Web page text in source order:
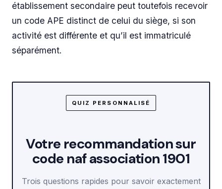
établissement secondaire peut toutefois recevoir
un code APE distinct de celui du siège, si son
activité est différente et qu’il est immatriculé
séparément.
QUIZ PERSONNALISÉ
Votre recommandation sur
code naf association 1901
Trois questions rapides pour savoir exactement